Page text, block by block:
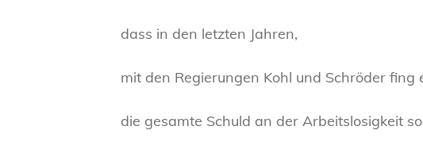
dass in den letzten Jahren,
mit den Regierungen Kohl und Schröder fing
die gesamte Schuld an der Arbeitslosigkeit